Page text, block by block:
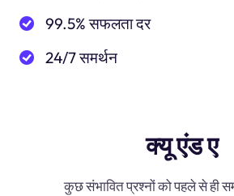
99.5% सफलता दर
24/7 समर्थन
क्यू एंड ए
कुछ संभावित प्रश्नों को पहले से ही